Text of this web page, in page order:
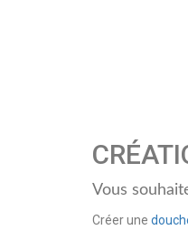
Vous
Créer une